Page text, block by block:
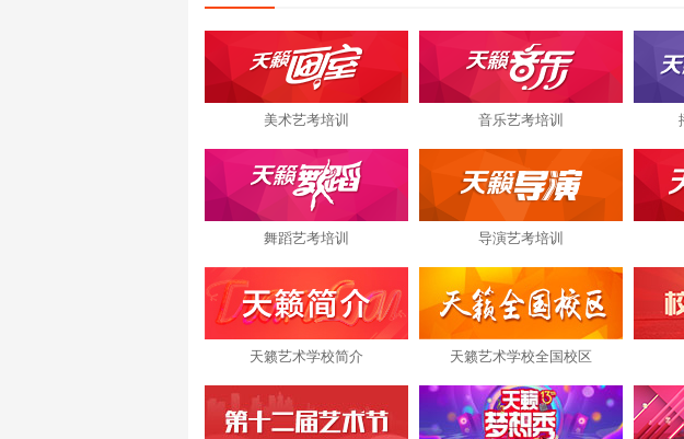
美术艺考培训 音乐艺考培训
舞蹈艺考培训 导演艺考培训
天籁艺术学校简介 天籁艺术学校全国校区